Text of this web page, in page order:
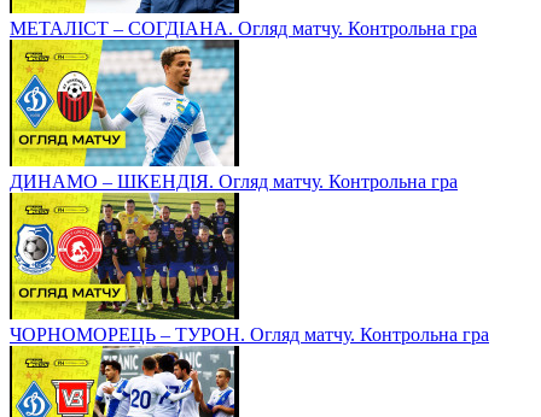
МЕТАЛІСТ – СОГДІАНА. Огляд матчу. Контрольна гра
ДИНАМО – ШКЕНДІЯ. Огляд матчу. Контрольна гра
ЧОРНОМОРЕЦЬ – ТУРОН. Огляд матчу. Контрольна гра